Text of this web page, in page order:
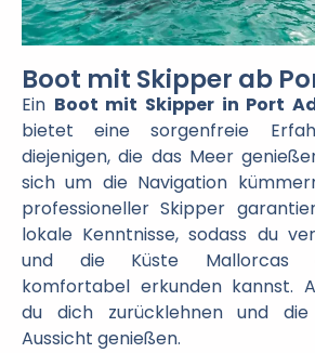
Boot mit Skipper ab
Ein Boot mit Skipper in Port
bietet eine sorgenfreie
diejenigen, die das Meer
sich um die Navigation
professioneller Skipper
lokale Kenntnisse, sodass du
und die Küste Mallorcas
komfortabel erkunden kannst.
du dich zurücklehnen und die
Aussicht genießen.